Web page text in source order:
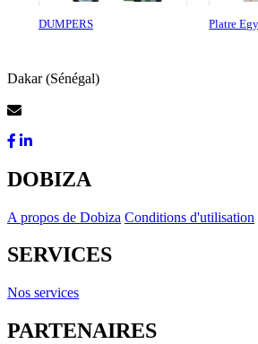
DUMPERS Platre
Dakar (Sénégal)
DOBIZA
A propos de Dobiza Conditions d'utilisation
SERVICES
Nos services
PARTENAIRES